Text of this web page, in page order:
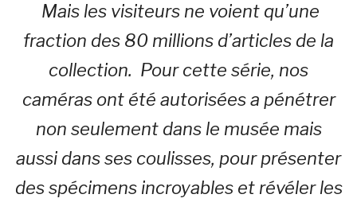
Mais les visiteurs ne voient qu’une
fraction des 80 millions d’articles de la
collection. Pour cette série, nos
caméras ont été autorisées a pénétrer
non seulement dans le musée mais
aussi dans ses coulisses, pour présenter
des spécimens incroyables et révéler les